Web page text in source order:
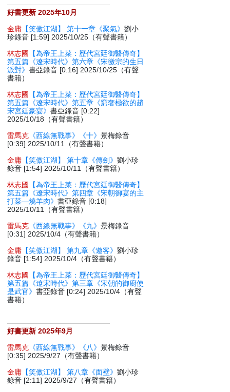
好書更新 2025年10月
金庸 【笑傲江湖】 第十一章《聚氣》劉小
珍錄音 [1:59] 2025/10/25（有聲書籍）
林志國
【為帝王上菜：歷代宮廷御醫傳奇】
第五篇《遼宋時代》第六章《宋徽宗的生日
派對》書亞錄音 [0:16] 2025/10/25（有聲
書籍）
林志國
【為帝王上菜：歷代宮廷御醫傳奇】
第五篇《遼宋時代》第五章《窮奢極欲的趙
宋宮廷豪宴》書亞錄音 [0:22]
2025/10/18（有聲書籍）
雷馬克 《西線無戰事》《十》景梅錄音
[0:39] 2025/10/11（有聲書籍）
金庸 【笑傲江湖】 第十章《傳劍》劉小珍
錄音 [1:54] 2025/10/11（有聲書籍）
林志國
【為帝王上菜：歷代宮廷御醫傳奇】
第五篇《遼宋時代》第四章《宋朝御宴的主
打菜—燒羊肉》書亞錄音 [0:18]
2025/10/11（有聲書籍）
雷馬克 《西線無戰事》《九》景梅錄音
[0:31] 2025/10/4（有聲書籍）
金庸 【笑傲江湖】 第九章《邀客》劉小珍
錄音 [1:54] 2025/10/4（有聲書籍）
林志國
【為帝王上菜：歷代宮廷御醫傳奇】
第五篇《遼宋時代》第三章《宋朝的御廚使
是武官》書亞錄音 [0:24] 2025/10/4（有聲
書籍）
好書更新 2025年9月
雷馬克 《西線無戰事》《八》景梅錄音
[0:35] 2025/9/27（有聲書籍）
金庸 【笑傲江湖】 第八章《面壁》劉小珍
錄音 [2:11] 2025/9/27（有聲書籍）